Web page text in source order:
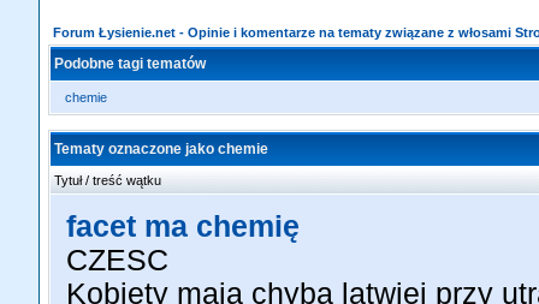
Forum Łysienie.net - Opinie i komentarze na tematy związane z włosami
Podobne tagi tematów
chemie
Tematy oznaczone jako chemie
Tytuł / treść wątku
facet ma chemię
CZESC
Kobiety maja chyba latwiej przy